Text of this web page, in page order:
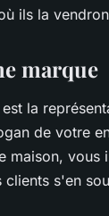
ils la
marque
la
de votre
maison, vous
clients s'en